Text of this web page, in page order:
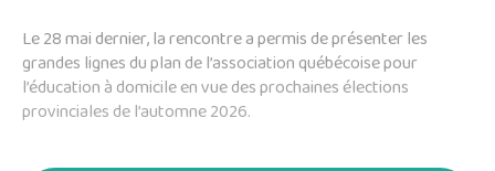
Le 28 mai dernier, la rencontre a permis de présenter les
grandes lignes du plan de l’association québécoise pour
l’éducation à domicile en vue des prochaines élections
provinciales de l’automne 2026.